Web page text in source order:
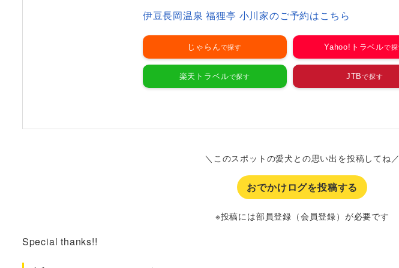
伊豆長岡温泉 福狸亭 小川家のご予約はこちら
じゃらん Yahoo!トラベル
楽天トラベル JTB
＼このスポットの愛犬との思い出を投稿してね／
おでかけログを投稿する
※投稿には部員登録（会員登録）が必要です
Special thanks!!